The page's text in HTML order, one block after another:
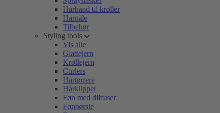
Hårbånd til krøller
Hårnåle
Tilbehør
Styling tools
Vis alle
Glattejern
Krøllejern
Curlers
Hårtørrere
Hårklipper
Føn med diffuser
Fønbørste